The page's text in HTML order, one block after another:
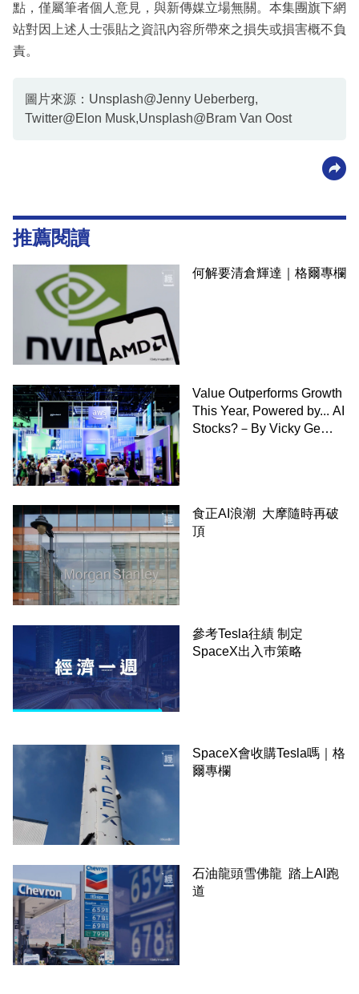
點，僅屬筆者個人意見，與新傳媒立場無關。本集團旗下網
站對因上述人士張貼之資訊內容所帶來之損失或損害概不負
責。
圖片來源：Unsplash@Jenny Ueberberg,
Twitter@Elon Musk,Unsplash@Bram Van Oost
推薦閱讀
何解要清倉輝達｜格爾專欄
Value Outperforms Growth
This Year, Powered by... AI
Stocks?－By Vicky Ge
食正AI浪潮 大摩隨時再破
頂
參考Tesla往績 制定
SpaceX出入巿策略
SpaceX會收購Tesla嗎｜格
爾專欄
石油龍頭雪佛龍 踏上AI跑
道